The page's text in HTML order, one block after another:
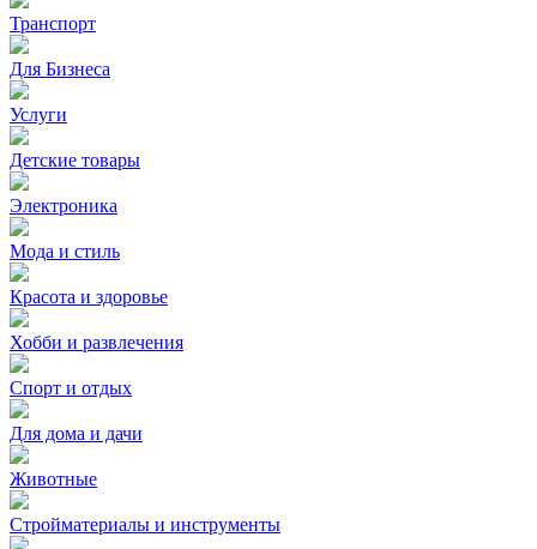
Транспорт
Для Бизнеса
Услуги
Детские товары
Электроника
Мода и стиль
Красота и здоровье
Хобби и развлечения
Спорт и отдых
Для дома и дачи
Животные
Стройматериалы и инструменты